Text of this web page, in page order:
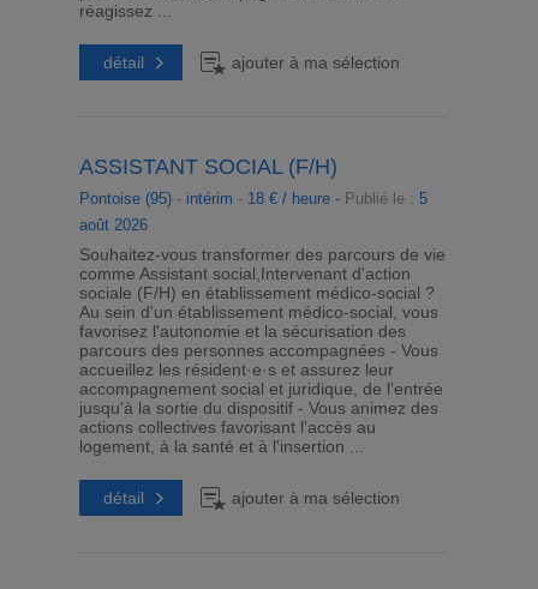
réagissez ...
détail ajouter à ma sélection
ASSISTANT SOCIAL (F/H)
Pontoise (95)- intérim - 18 € / heure - Publié le : 5
août 2026
Souhaitez-vous transformer des parcours de vie
comme Assistant social,Intervenant d'action
sociale (F/H) en établissement médico-social ?
Au sein d'un établissement médico-social, vous
favorisez l'autonomie et la sécurisation des
parcours des personnes accompagnées - Vous
accueillez les résident·e·s et assurez leur
accompagnement social et juridique, de l'entrée
jusqu'à la sortie du dispositif - Vous animez des
actions collectives favorisant l'accès au
logement, à la santé et à l'insertion ...
détail ajouter à ma sélection